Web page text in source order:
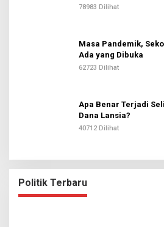
78983 Dilihat
Masa Pandemik,
Ada yang Dibuka
62723 Dilihat
Apa Benar Terjadi
Dana Lansia?
40712 Dilihat
Politik Terbaru